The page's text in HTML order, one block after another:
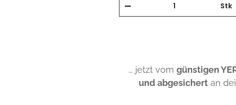
Stk
... jetzt vom günstigen
und abgesichert an